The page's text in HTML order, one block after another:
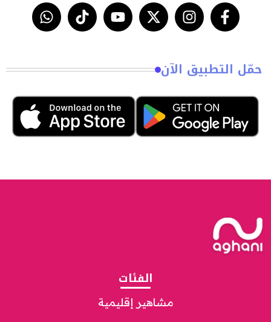
حمّل التطبيق الآن
الفئات
مشاهير إقليمية